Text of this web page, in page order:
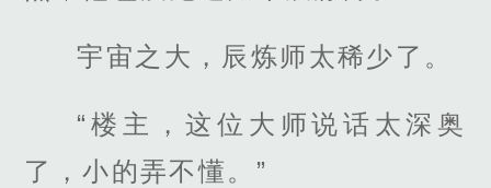
宇宙之大，辰炼师太稀少了。
“楼主，这位大师说话太深奥
了，小的弄不懂。”